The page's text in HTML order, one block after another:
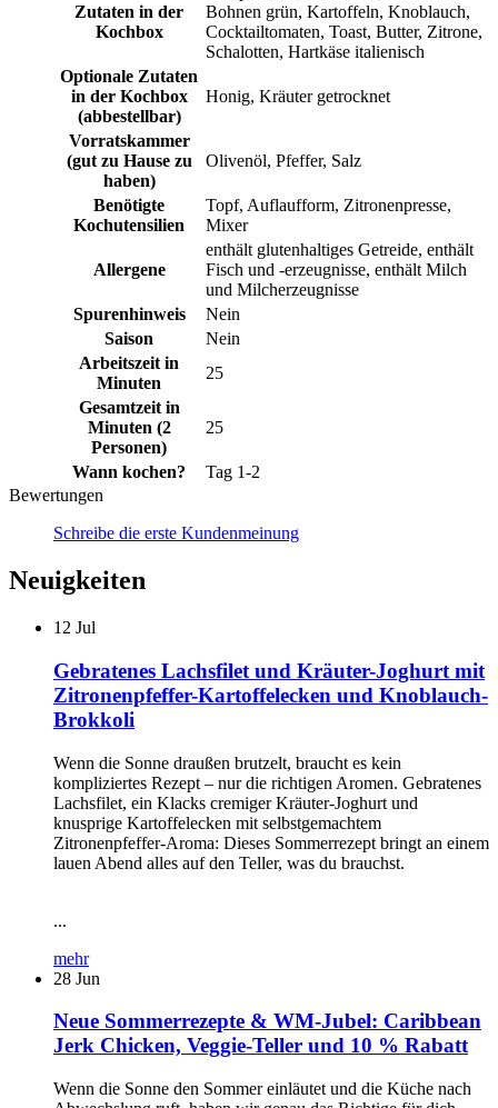
Zutaten in der
Kochbox
Bohnen grün, Kartoffeln, Knoblauch,
Cocktailtomaten, Toast, Butter, Zitrone,
Schalotten, Hartkäse italienisch
Optionale Zutaten
in der Kochbox
(abbestellbar)
Honig, Kräuter getrocknet
Vorratskammer
(gut zu Hause zu
haben)
Olivenöl, Pfeffer, Salz
Benötigte
Kochutensilien
Topf, Auflaufform, Zitronenpresse,
Mixer
Allergene
enthält glutenhaltiges Getreide, enthält
Fisch und -erzeugnisse, enthält Milch
und Milcherzeugnisse
Spurenhinweis
Nein
Saison
Nein
Arbeitszeit in
Minuten
25
Gesamtzeit in
Minuten (2
Personen)
25
Wann kochen?
Tag 1-2
Bewertungen
Schreibe die erste Kundenmeinung
Neuigkeiten
12 Jul
Gebratenes Lachsfilet und Kräuter-Joghurt mit
Zitronenpfeffer-Kartoffelecken und Knoblauch-
Brokkoli
Wenn die Sonne draußen brutzelt, braucht es kein
kompliziertes Rezept – nur die richtigen Aromen. Gebratenes
Lachsfilet, ein Klacks cremiger Kräuter-Joghurt und
knusprige Kartoffelecken mit selbstgemachtem
Zitronenpfeffer-Aroma: Dieses Sommerrezept bringt an einem
lauen Abend alles auf den Teller, was du brauchst.
...
mehr
28 Jun
Neue Sommerrezepte & WM-Jubel: Caribbean
Jerk Chicken, Veggie-Teller und 10 % Rabatt
Wenn die Sonne den Sommer einläutet und die Küche nach